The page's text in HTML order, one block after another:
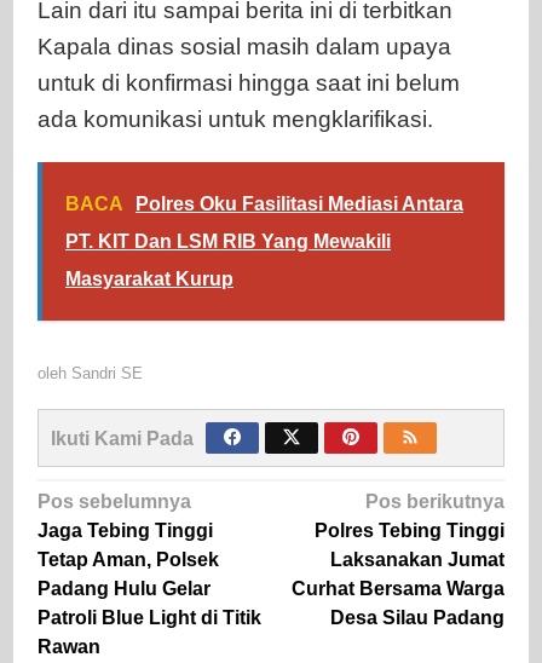
Lain dari itu sampai berita ini di terbitkan
Kapala dinas sosial masih dalam upaya
untuk di konfirmasi hingga saat ini belum
ada komunikasi untuk mengklarifikasi.
BACA
Polres Oku Fasilitasi Mediasi Antara
PT. KIT Dan LSM RIB Yang Mewakili
Masyarakat Kurup
oleh Sandri SE
Ikuti Kami Pada
Navigasi
pos
Pos sebelumnya
Jaga Tebing Tinggi
Tetap Aman, Polsek
Padang Hulu Gelar
Patroli Blue Light di Titik
Rawan
Pos berikutnya
Polres Tebing Tinggi
Laksanakan Jumat
Curhat Bersama Warga
Desa Silau Padang